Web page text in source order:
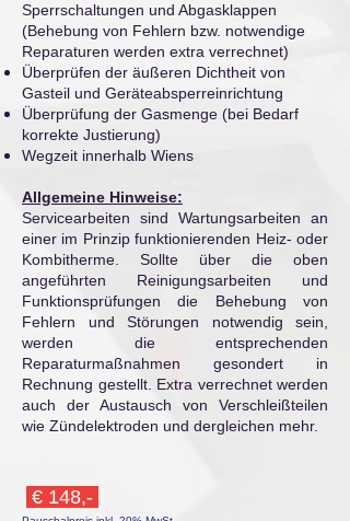
Sperrschaltungen und Abgasklappen
(Behebung von Fehlern bzw. notwendige
Reparaturen werden extra verrechnet)
Überprüfen der äußeren Dichtheit von
Gasteil und Geräteabsperreinrichtung
Überprüfung der Gasmenge (bei Bedarf
korrekte Justierung)
Wegzeit innerhalb Wiens
Allgemeine Hinweise:
Servicearbeiten sind Wartungsarbeiten an
einer im Prinzip funktionierenden Heiz- oder
Kombitherme. Sollte über die oben
angeführten Reinigungsarbeiten und
Funktionsprüfungen die Behebung von
Fehlern und Störungen notwendig sein,
werden die entsprechenden
Reparaturmaßnahmen gesondert in
Rechnung gestellt. Extra verrechnet werden
auch der Austausch von Verschleißteilen
wie Zündelektroden und dergleichen mehr.
€ 148,-